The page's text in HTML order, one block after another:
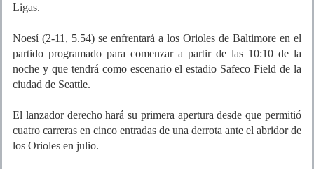
Ligas.
Noesí (2-11, 5.54) se enfrentará a los Orioles de Baltimore en el
partido programado para comenzar a partir de las 10:10 de la
noche y que tendrá como escenario el estadio Safeco Field de la
ciudad de Seattle.
El lanzador derecho hará su primera apertura desde que permitió
cuatro carreras en cinco entradas de una derrota ante el abridor de
los Orioles en julio.